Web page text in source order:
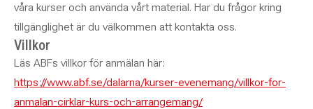
våra kurser och använda vårt material. Har du frågor kring
tillgänglighet är du välkommen att kontakta oss.
Villkor
Läs ABFs villkor för anmälan här:
https://www.abf.se/dalarna/kurser-evenemang/villkor-for-
anmalan-cirklar-kurs-och-arrangemang/